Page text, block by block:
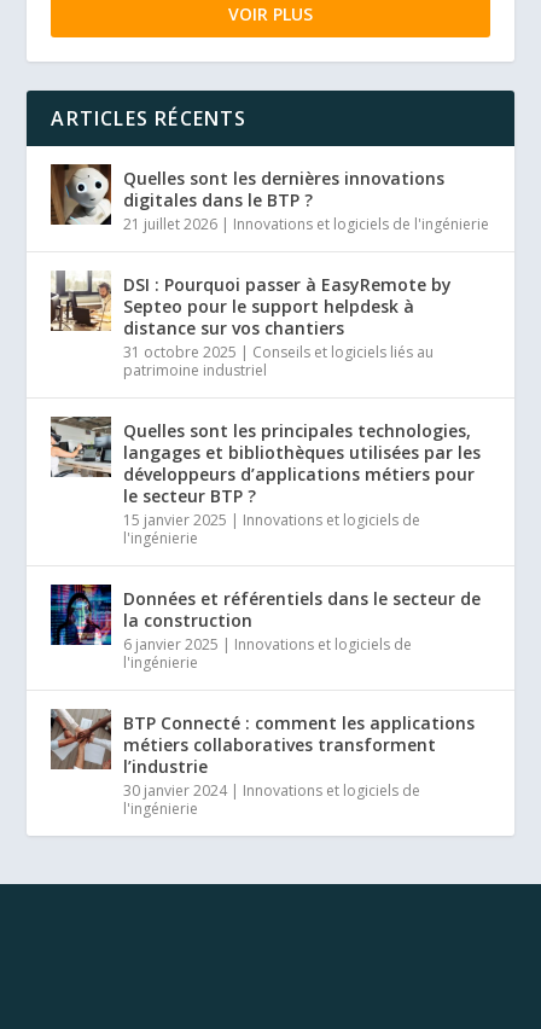
VOIR PLUS
ARTICLES RÉCENTS
Quelles sont les dernières innovations
digitales dans le BTP ?
21 juillet 2026 | Innovations et logiciels de l'ingénierie
DSI : Pourquoi passer à EasyRemote by
Septeo pour le support helpdesk à
distance sur vos chantiers
31 octobre 2025 | Conseils et logiciels liés au
patrimoine industriel
Quelles sont les principales technologies,
langages et bibliothèques utilisées par les
développeurs d’applications métiers pour
le secteur BTP ?
15 janvier 2025 | Innovations et logiciels de
l'ingénierie
Données et référentiels dans le secteur de
la construction
6 janvier 2025 | Innovations et logiciels de
l'ingénierie
BTP Connecté : comment les applications
métiers collaboratives transforment
l’industrie
30 janvier 2024| Innovations et logiciels de
l'ingénierie